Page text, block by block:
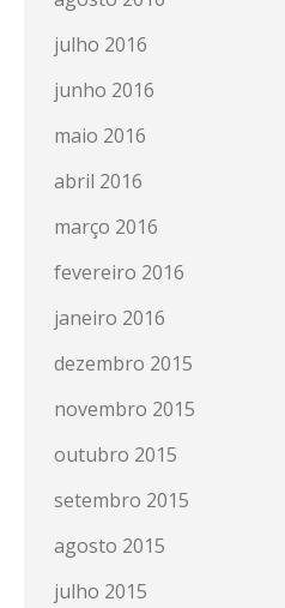
julho 2016
junho 2016
maio 2016
abril 2016
março 2016
fevereiro 2016
janeiro 2016
dezembro 2015
novembro 2015
outubro 2015
setembro 2015
agosto 2015
julho 2015